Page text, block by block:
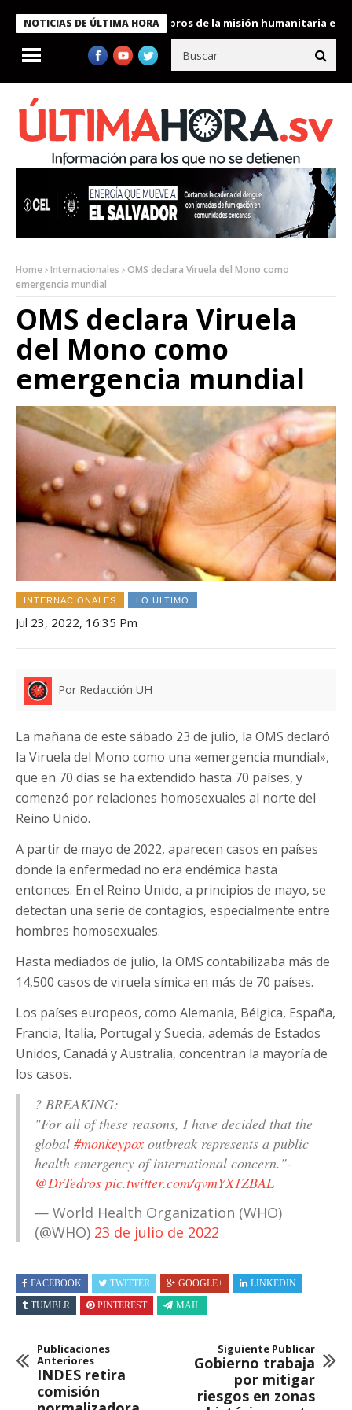
NOTICIAS DE ÚLTIMA HORA
Bukele condecora a miembros de la misión humanitaria enviada
Home Internacionales
OMS declara Viruela del Mono como
emergencia mundial
OMS declara Viruela
del Mono como
emergencia mundial
INTERNACIONALES LO ÚLTIMO
Jul 23, 2022, 16:35 Pm
Por Redacción UH
La mañana de este sábado 23 de julio, la OMS declaró
la Viruela del Mono como una «emergencia mundial»,
que en 70 días se ha extendido hasta 70 países, y
comenzó por relaciones homosexuales al norte del
Reino Unido.
A partir de mayo de 2022, aparecen casos en países
donde la enfermedad no era endémica hasta
entonces. En el Reino Unido, a principios de mayo, se
detectan una serie de contagios, especialmente entre
hombres homosexuales.
Hasta mediados de julio, la OMS contabilizaba más de
14,500 casos de viruela símica en más de 70 países.
Los países europeos, como Alemania, Bélgica, España,
Francia, Italia, Portugal y Suecia, además de Estados
Unidos, Canadá y Australia, concentran la mayoría de
los casos.
? BREAKING:
"For all of these reasons, I have decided that the
global #monkeypox outbreak represents a public
health emergency of international concern."-
@DrTedros pic.twitter.com/qvmYX1ZBAL
— World Health Organization (WHO)
(@WHO) 23 de julio de 2022
FACEBOOK TWITTER GOOGLE+
LINKEDIN
TUMBLR
PINTEREST MAIL
Publicaciones
Anteriores
INDES retira
comisión
Siguiente Publicar
Gobierno trabaja
por mitigar
riesgos en zonas